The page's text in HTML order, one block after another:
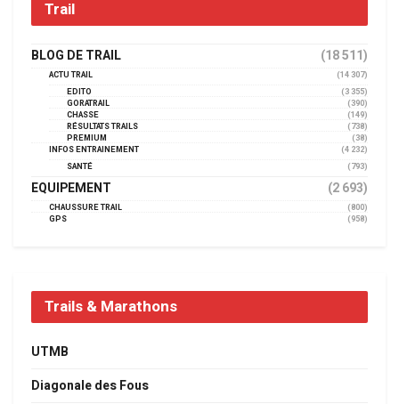
Trail
BLOG DE TRAIL (18 511)
ACTU TRAIL
(14 307)
EDITO
(3 355)
GORATRAIL
(390)
CHASSE
(149)
RÉSULTATS TRAILS
(738)
PREMIUM
(38)
INFOS ENTRAINEMENT
(4 232)
SANTÉ
(793)
EQUIPEMENT (2 693)
CHAUSSURE TRAIL
(800)
GPS
(958)
Trails & Marathons
UTMB
Diagonale des Fous